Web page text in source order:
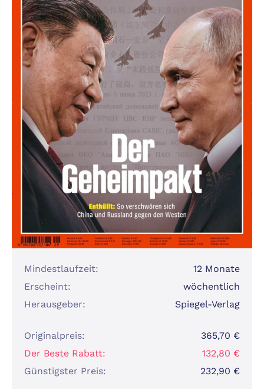
Mindestlaufzeit:
12 Monate
Erscheint:
wöchentlich
Herausgeber:
Spiegel-Verlag
Originalpreis:
365,70 €
Der Beste Rabatt:
132,80 €
Günstigster Preis:
232,90 €